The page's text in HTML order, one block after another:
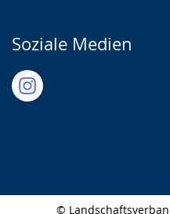
Soziale Medien
©